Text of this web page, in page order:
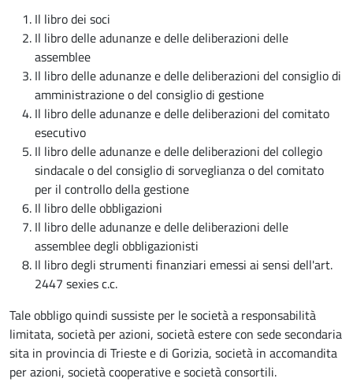
Il libro dei soci
Il libro delle adunanze e delle deliberazioni delle
assemblee
Il libro delle adunanze e delle deliberazioni del consiglio di
amministrazione o del consiglio di gestione
Il libro delle adunanze e delle deliberazioni del comitato
esecutivo
Il libro delle adunanze e delle deliberazioni del collegio
sindacale o del consiglio di sorveglianza o del comitato
per il controllo della gestione
Il libro delle obbligazioni
Il libro delle adunanze e delle deliberazioni delle
assemblee degli obbligazionisti
Il libro degli strumenti finanziari emessi ai sensi dell'art.
2447 sexies c.c.
Tale obbligo quindi sussiste per le società a responsabilità
limitata, società per azioni, società estere con sede secondaria
sita in provincia di Trieste e di Gorizia, società in accomandita
per azioni, società cooperative e società consortili.